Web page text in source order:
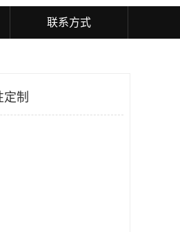
联系方式
制